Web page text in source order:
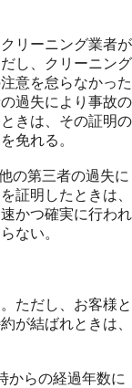
リーニング業者が
し、クリーニング
意を怠らなかった
過失により事故の
きは、その証明の
免れる。
の第三者の過失に
証明したときは、
かつ確実に行われ
ない。
ただし、お客様と
が結ばれときは、
からの経過年数に